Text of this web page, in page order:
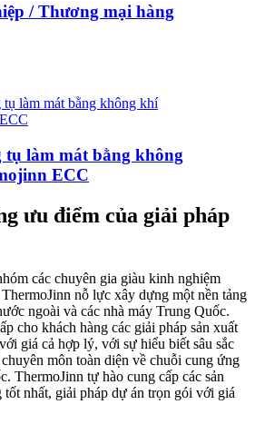
/ Thương mại hàng
tụ làm mát bằng không
ECC
ưu điểm của giải pháp
các chuyên gia giàu kinh nghiệm
nỗ lực xây dựng một nền tảng
ngoài và các nhà máy Trung Quốc.
cho khách hàng các giải pháp sản xuất
giá cả hợp lý, với sự hiểu biết sâu sắc
môn toàn diện về chuỗi cung ứng
ThermoJinn tự hào cung cấp các sản
nhất, giải pháp dự án trọn gói với giá